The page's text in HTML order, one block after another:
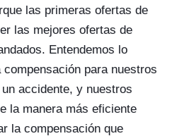
las primeras ofertas de
las mejores ofertas de
Entendemos lo
para nuestros
accidente, y nuestros
la manera más eficiente
la compensación que